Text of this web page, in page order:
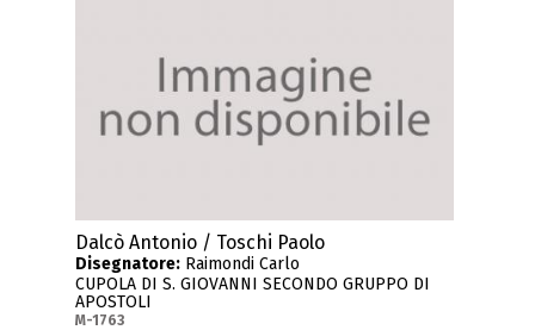
Dalcò Antonio / Toschi Paolo
Disegnatore: Raimondi Carlo
CUPOLA DI S. GIOVANNI SECONDO GRUPPO DI
APOSTOLI
M-1763